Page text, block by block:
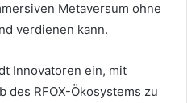
Metaversum ohne
verdienen kann.
Innovatoren ein, mit
des RFOX-Ökosystems zu